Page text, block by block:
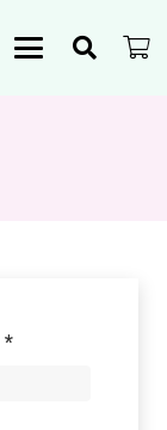
*Påkrevd